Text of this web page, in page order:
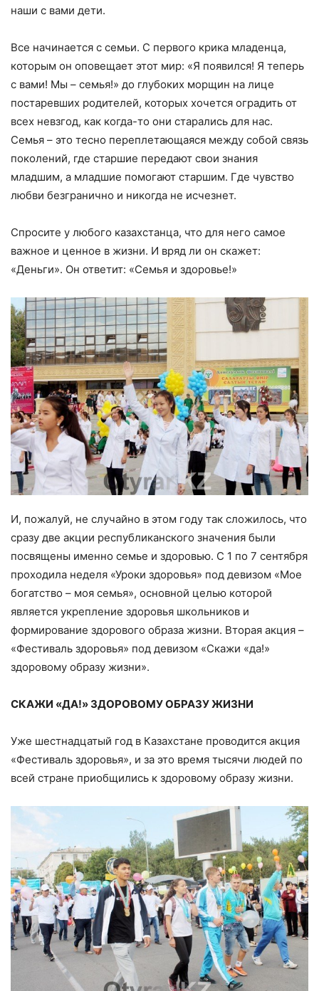
наши с вами дети.
Все начинается с семьи. С первого крика младенца,
которым он оповещает этот мир: «Я появился! Я теперь
с вами! Мы – семья!» до глубоких морщин на лице
постаревших родителей, которых хочется оградить от
всех невзгод, как когда-то они старались для нас.
Семья – это тесно переплетающаяся между собой связь
поколений, где старшие передают свои знания
младшим, а младшие помогают старшим. Где чувство
любви безгранично и никогда не исчезнет.
Спросите у любого казахстанца, что для него самое
важное и ценное в жизни. И вряд ли он скажет:
«Деньги». Он ответит: «Семья и здоровье!»
И, пожалуй, не случайно в этом году так сложилось, что
сразу две акции республиканского значения были
посвящены именно семье и здоровью. С 1 по 7 сентября
проходила неделя «Уроки здоровья» под девизом «Мое
богатство – моя семья», основной целью которой
является укрепление здоровья школьников и
формирование здорового образа жизни. Вторая акция –
«Фестиваль здоровья» под девизом «Скажи «да!»
здоровому образу жизни».
СКАЖИ «ДА!» ЗДОРОВОМУ ОБРАЗУ ЖИЗНИ
Уже шестнадцатый год в Казахстане проводится акция
«Фестиваль здоровья», и за это время тысячи людей по
всей стране приобщились к здоровому образу жизни.